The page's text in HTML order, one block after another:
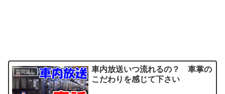
質問返し
車内放送いつ流れるの？ 車掌の
こだわりを感じて下さい